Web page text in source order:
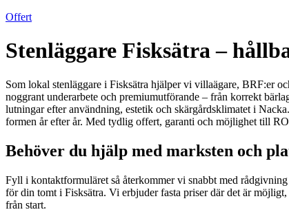
Offert
Stenläggare Fisksätra –
Som lokal stenläggare i Fisksätra hjälper vi villaägare, BRF:er
noggrant underarbete och premiumutförande – från korrekt
lutningar efter användning, estetik och skärgårdsklimatet i
formen år efter år. Med tydlig offert, garanti och möjlighet till
Behöver du hjälp med marksten och
Fyll i kontaktformuläret så återkommer vi snabbt med
för din tomt i Fisksätra. Vi erbjuder fasta priser där det är
från start.